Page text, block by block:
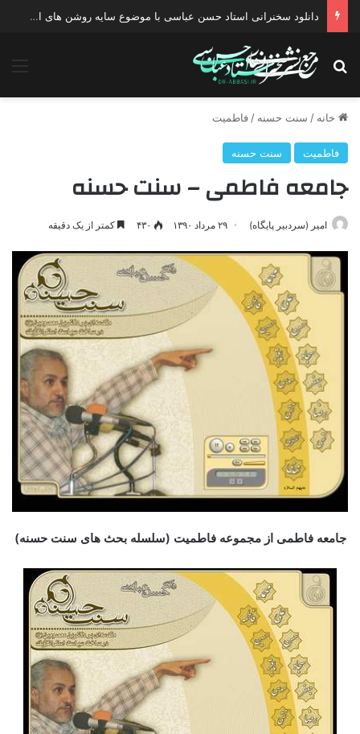
دانلود سخنرانی استاد حسن عباسی با موضوع سایه روشن های انتخاب یک نامزد اصلح
جستجو برای
خانه / سنت حسنه / فاطمیت
فاطمیت سنت حسنه
جامعه فاطمی – سنت حسنه
امیر (سردبیر پایگاه) ۲۹ مرداد ۱۳۹۰ ۴۳۰ کمتر از یک دقیقه
جامعه فاطمی از مجموعه فاطمیت (سلسله بحث های سنت حسنه)